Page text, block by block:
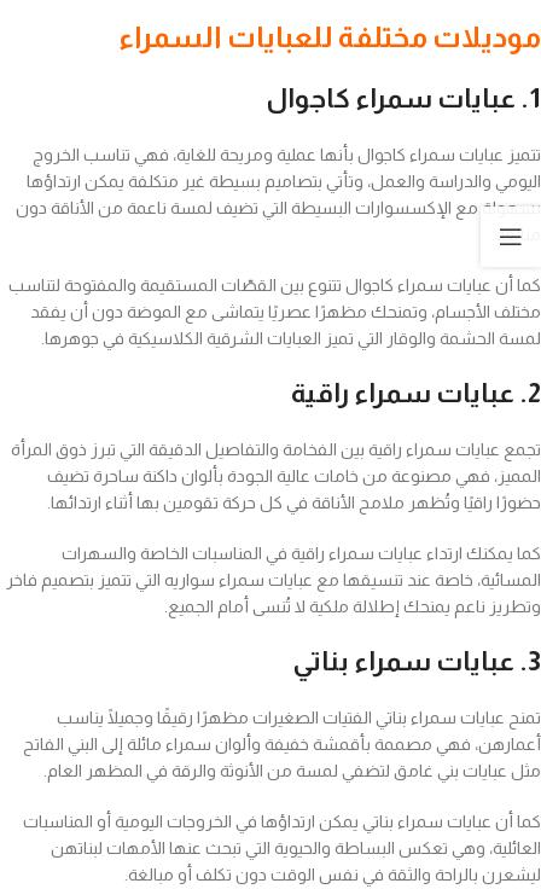
موديلات مختلفة للعبايات السمراء
1. عبايات سمراء كاجوال
تتميز عبايات سمراء كاجوال بأنها عملية ومريحة للغاية، فهي تناسب الخروج
اليومي والدراسة والعمل، وتأتي بتصاميم بسيطة غير متكلفة يمكن ارتداؤها
بسهولة مع الإكسسوارات البسيطة التي تضيف لمسة ناعمة من الأناقة دون
مبالغة.
كما أن عبايات سمراء كاجوال تتنوع بين القصّات المستقيمة والمفتوحة لتناسب
مختلف الأجسام، وتمنحك مظهرًا عصريًا يتماشى مع الموضة دون أن يفقد
لمسة الحشمة والوقار التي تميز العبايات الشرقية الكلاسيكية في جوهرها.
2. عبايات سمراء راقية
تجمع عبايات سمراء راقية بين الفخامة والتفاصيل الدقيقة التي تبرز ذوق المرأة
المميز، فهي مصنوعة من خامات عالية الجودة بألوان داكنة ساحرة تضيف
حضورًا راقيًا وتُظهر ملامح الأناقة في كل حركة تقومين بها أثناء ارتدائها.
كما يمكنك ارتداء عبايات سمراء راقية في المناسبات الخاصة والسهرات
المسائية، خاصة عند تنسيقها مع عبايات سمراء سواريه التي تتميز بتصميم فاخر
وتطريز ناعم يمنحك إطلالة ملكية لا تُنسى أمام الجميع.
3. عبايات سمراء بناتي
تمنح عبايات سمراء بناتي الفتيات الصغيرات مظهرًا رقيقًا وجميلًا يناسب
أعمارهن، فهي مصممة بأقمشة خفيفة وألوان سمراء مائلة إلى البني الفاتح
مثل عبايات بني غامق لتضفي لمسة من الأنوثة والرقة في المظهر العام.
كما أن عبايات سمراء بناتي يمكن ارتداؤها في الخروجات اليومية أو المناسبات
العائلية، وهي تعكس البساطة والحيوية التي تبحث عنها الأمهات لبناتهن
ليشعرن بالراحة والثقة في نفس الوقت دون تكلف أو مبالغة.